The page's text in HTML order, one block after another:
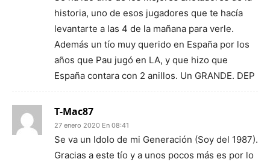
historia, uno de esos jugadores que te hacía
levantarte a las 4 de la mañana para verle.
Además un tío muy querido en España por los
años que Pau jugó en LA, y que hizo que
España contara con 2 anillos. Un GRANDE. DEP
T-Mac87
27 enero 2020 En 08:41
Se va un Idolo de mi Generación (Soy del 1987).
Gracias a este tío y a unos pocos más es por lo